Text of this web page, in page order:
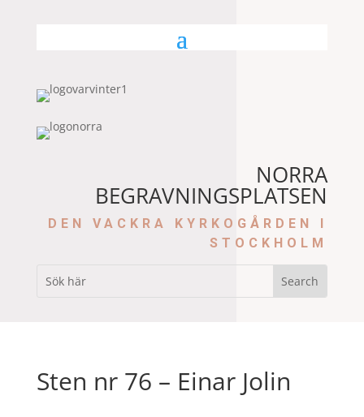
NORRA
BEGRAVNINGSPLATSEN
DEN VACKRA KYRKOGÅRDEN I
STOCKHOLM
Sten nr 76 – Einar Jolin